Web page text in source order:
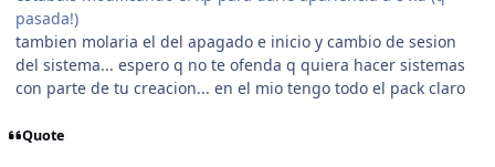
pasada!)
tambien molaria el del apagado e inicio y cambio de sesion
del sistema... espero q no te ofenda q quiera hacer sistemas
con parte de tu creacion... en el mio tengo todo el pack claro
Quote